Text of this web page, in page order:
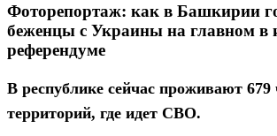
Фоторепортаж: как в Башкирии
беженцы с Украины на главном в
референдуме
В республике сейчас проживают 679
территорий, где идет СВО.